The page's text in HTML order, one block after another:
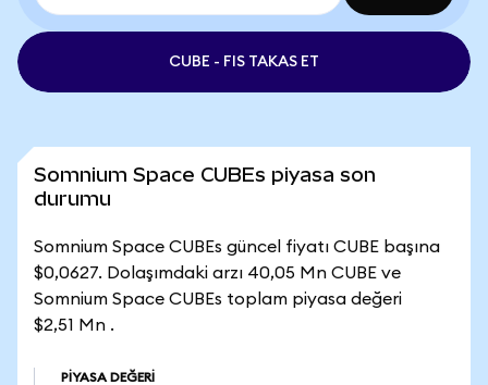
CUBE - FIS TAKAS ET
Somnium Space CUBEs piyasa son
durumu
Somnium Space CUBEs güncel fiyatı CUBE başına
$0,0627. Dolaşımdaki arzı 40,05 Mn CUBE ve
Somnium Space CUBEs toplam piyasa değeri
$2,51 Mn .
PIYASA DEĞERI